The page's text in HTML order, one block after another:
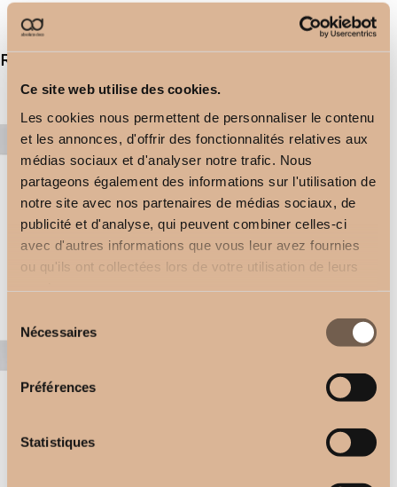
Ce site web utilise des cookies.
Les cookies nous permettent de personnaliser le contenu
et les annonces, d'offrir des fonctionnalités relatives aux
médias sociaux et d'analyser notre trafic. Nous
partageons également des informations sur l'utilisation de
notre site avec nos partenaires de médias sociaux, de
publicité et d'analyse, qui peuvent combiner celles-ci
avec d'autres informations que vous leur avez fournies
ou qu'ils ont collectées lors de votre utilisation de leurs
Nécessaires
Préférences
Statistiques
Related products
Ceiling Bracket
2,50€